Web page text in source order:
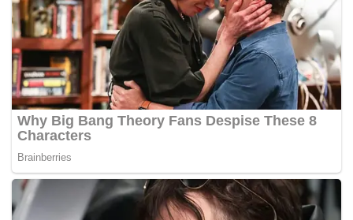
Tawaran kedua oleh Guan Eng supaya kes diselesaikan di
luar mahkamah bagaimanapun diterima oleh Nasrudin
kerana tidak perlu memohon maaf dan menarik balik artikel
berkenaan.
Guan Eng yang juga Ketua Menteri Pulau Pinang mahu
menyaman Nasrudin kerana mendakwa pemimpin PAS itu
memfitnah beliau berhubung isu projek terowong dasar
laut dilakukan secara rundingan terus.
Bagaimanapun, beliau membuat keputusan untuk